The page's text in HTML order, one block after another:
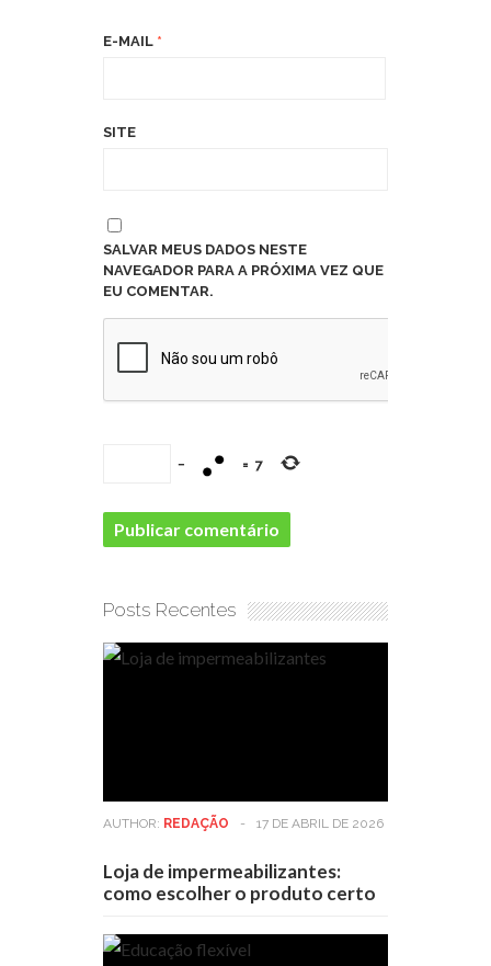
E-MAIL *
SITE
SALVAR MEUS DADOS NESTE
NAVEGADOR PARA A PRÓXIMA VEZ QUE
EU COMENTAR.
− = 7
Posts Recentes
AUTHOR: REDAÇÃO - 17 DE ABRIL DE 2026
Loja de impermeabilizantes:
como escolher o produto certo